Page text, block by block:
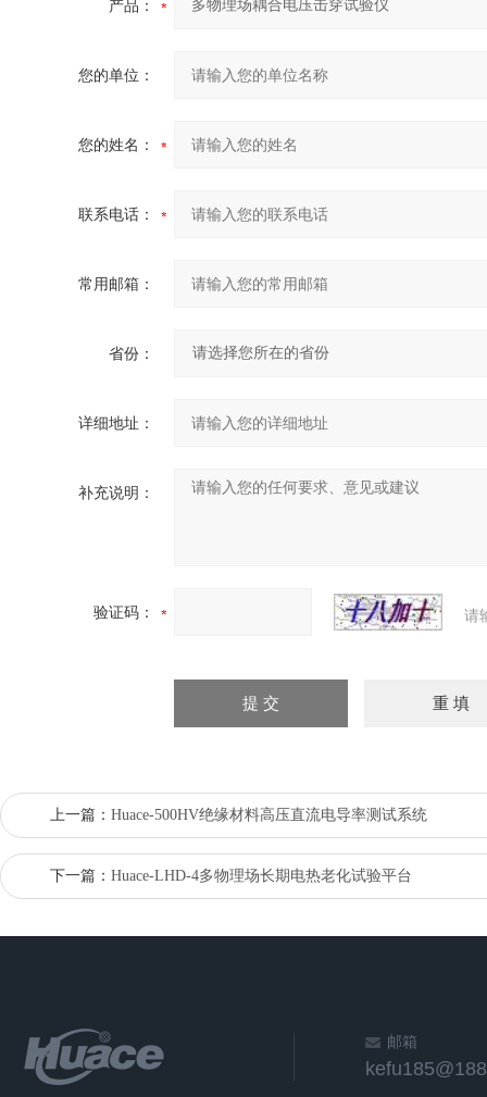
产品：
您的单位：
您的姓名：
联系电话：
常用邮箱：
省份：
详细地址：
补充说明：
验证码： 请
上一篇： Huace-500HV绝缘材料高压直流电导率测试系统
下一篇： Huace-LHD-4多物理场长期电热老化试验平台
邮箱